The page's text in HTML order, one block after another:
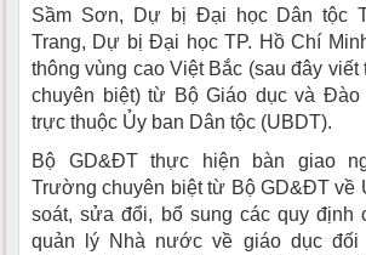
Sầm Sơn, Dự bị Đại học Dân tộc
Trang, Dự bị Đại học TP. Hồ Chí
thông vùng cao Việt Bắc (sau đây
chuyên biệt) từ Bộ Giáo dục và Đào
trực thuộc Ủy ban Dân tộc (UBDT).
Bộ GD&ĐT thực hiện bàn giao
Trường chuyên biệt từ Bộ GD&ĐT về
soát, sửa đổi, bổ sung các quy định
quản lý Nhà nước về giáo dục đối